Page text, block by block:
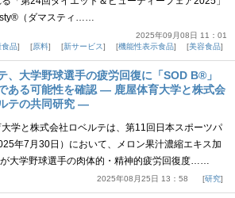
（ダマスティ……
2025年09月08日 11：01
食品
原料 新サービス 機能性表示食品 美容食品
、大学野球選手の疲労回復に「SOD B®」
ある可能性を確認 ― 鹿屋体育大学と株式会
テの共同研究 ―
学と株式会社ロベルテは、第11回日本スポーツパ
年7月30日）において、メロン果汁濃縮エキス加
大学野球選手の肉体的・精神的疲労回復度……
2025年08月25日 13：58 研究